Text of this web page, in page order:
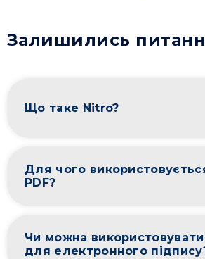
Залишились
Що таке Nitro?
Для чого
PDF?
Чи можна
для електронного